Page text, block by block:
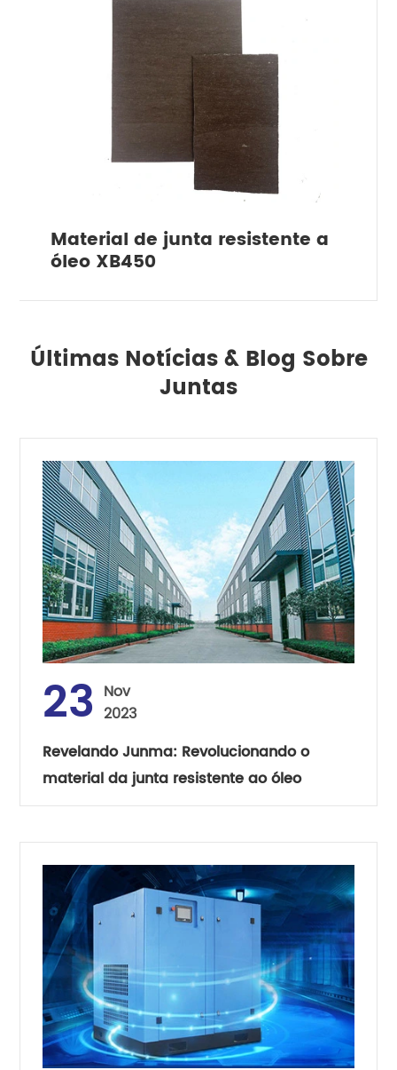
Material de junta resistente a
óleo XB450
Últimas Notícias & Blog Sobre
Juntas
23 Nov
2023
Revelando Junma: Revolucionando o
material da junta resistente ao óleo